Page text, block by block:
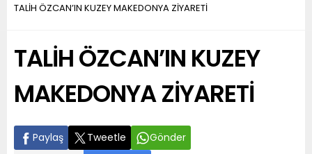
TALİH ÖZCAN’IN KUZEY MAKEDONYA ZİYARETİ
TALİH ÖZCAN’IN KUZEY
MAKEDONYA ZİYARETİ
Paylaş Tweetle
Gönder